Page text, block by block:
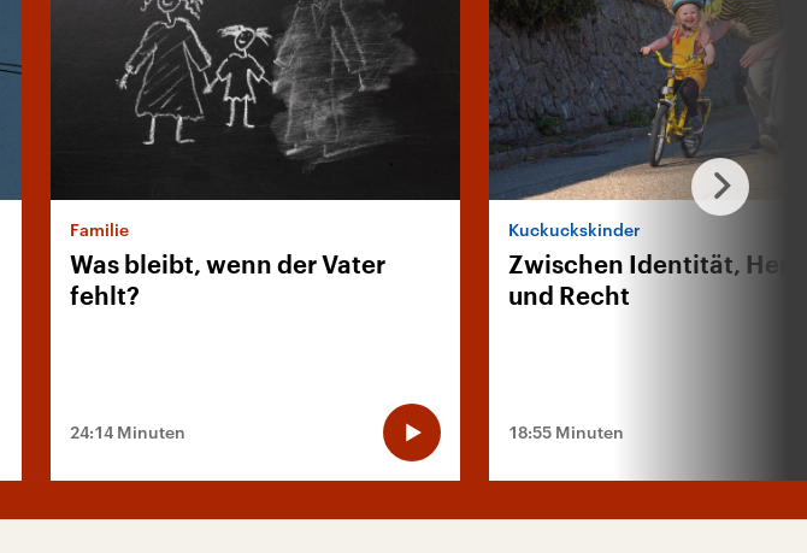
Familie
Was bleibt, wenn der Vater
fehlt?
24:14 Minuten
Kuckuckskinder
Zwischen Identität,
und Recht
18:55 Minuten